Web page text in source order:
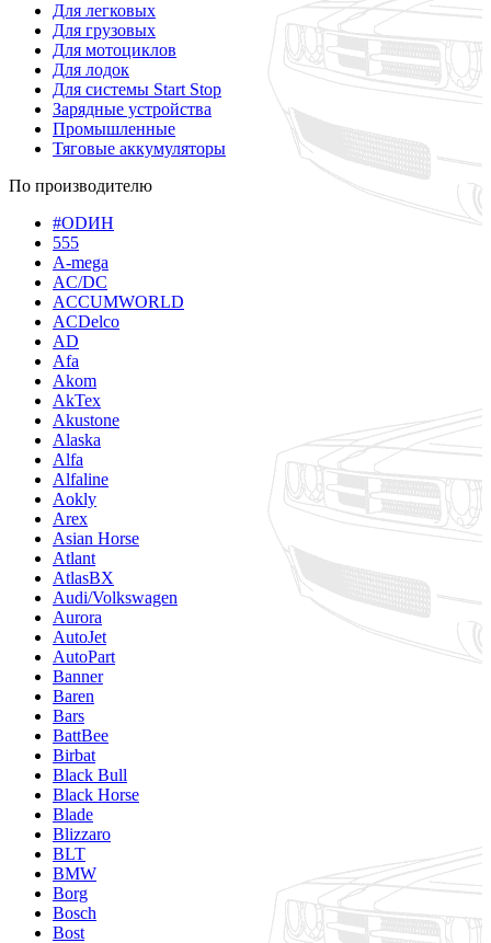
Для легковых
Для грузовых
Для мотоциклов
Для лодок
Для системы Start Stop
Зарядные устройства
Промышленные
Тяговые аккумуляторы
По производителю
#ODИН
555
A-mega
AC/DC
ACCUMWORLD
ACDelco
AD
Afa
Akom
AkTex
Akustone
Alaska
Alfa
Alfaline
Aokly
Arex
Asian Horse
Atlant
AtlasBX
Audi/Volkswagen
Aurora
AutoJet
AutoPart
Banner
Baren
Bars
BattBee
Birbat
Black Bull
Black Horse
Blade
Blizzaro
BLT
BMW
Borg
Bosch
Bost